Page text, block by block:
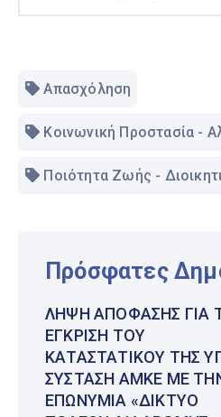
Απασχόληση
Κοινωνική Προστασία -
Ποιότητα Ζωής -
Πρόσφατες
ΛΉΨΗ ΑΠΌΦΑΣΗΣ ΓΙΑ
ΈΓΚΡΙΣΗ ΤΟΥ
ΚΑΤΑΣΤΑΤΙΚΟΎ ΤΗΣ
ΣΎΣΤΑΣΗ ΑΜΚΕ ΜΕ
ΕΠΩΝΥΜΊΑ «ΔΊΚΤΥΟ